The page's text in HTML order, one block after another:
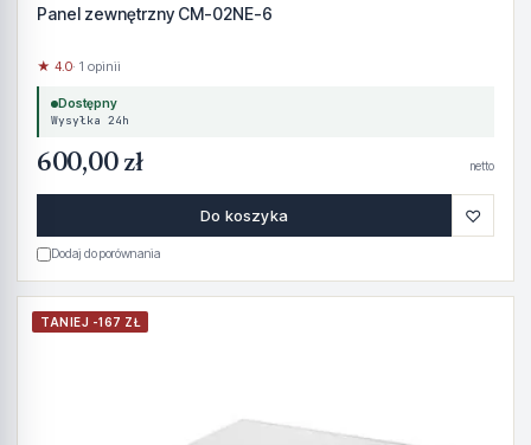
Panel zewnętrzny CM-02NE-6
★ 4.0· 1 opinii
Dostępny
Wysyłka 24h
600,00 zł netto
Do koszyka ♡
Dodaj do porównania
TANIEJ -167 ZŁ